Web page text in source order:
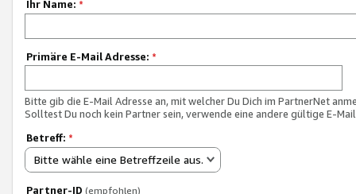
Ihr Name: *
Primäre E-Mail Adresse: *
Bitte gib die E-Mail Adresse an, mit welcher Du Dich im PartnerNet
Solltest Du noch kein Partner sein, verwende eine andere gültige E-
Betreff: *
Bitte wähle eine Betreffzeile aus.
Partner-ID (empfohlen)